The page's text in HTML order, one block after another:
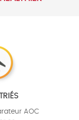
AOC